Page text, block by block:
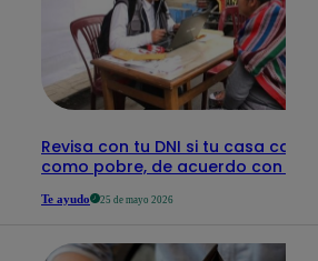
Revisa con tu DNI si tu casa califica
como pobre, de acuerdo con el
Te ayudo 25 de mayo 2026